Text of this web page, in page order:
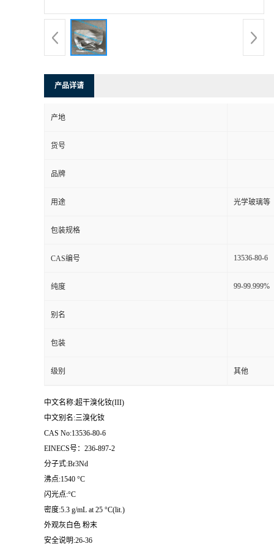
产品详请
产地
货号
品牌
用途 光学玻璃等
包装规格
CAS编号 13536-80-6
纯度 99-99.999%
别名
包装
级别 其他
中文名称:超干溴化钕(III)
中文别名:三溴化钕
CAS No:13536-80-6
EINECS号：236-897-2
分子式:Br3Nd
沸点:1540 °C
闪光点:°C
密度:5.3 g/mL at 25 °C(lit.)
外观灰白色 粉末
安全说明:26-36